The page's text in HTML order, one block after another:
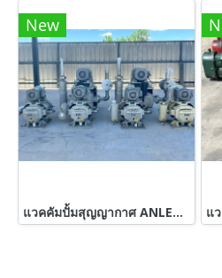
New
แวคคัมปั้มสุญญากาศ ANLET ROOTS VACUUM JAPAN ท่อ 2” 380V เข้ามา 6 ตัว #สดจากนอกเก่าญี่ปุ่น